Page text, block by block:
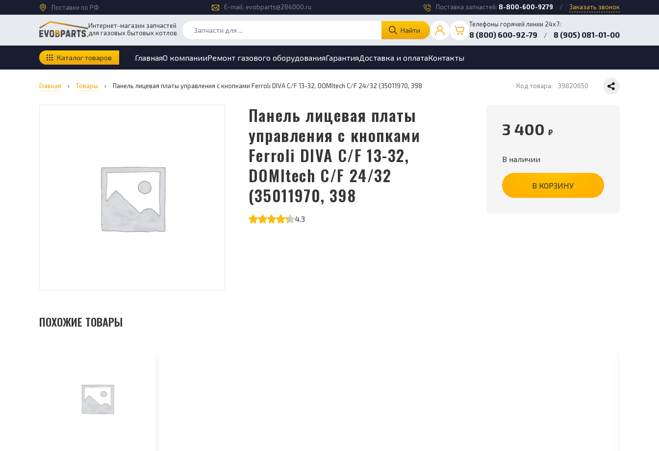
Поставки по РФ E-mail: evobparts@284000.ru Поставка запчастей: 8-800-600-9279 / Заказать звонок
Интернет-магазин запчастей
для газовых бытовых котлов
Найти
Телефоны горячей линии 24х7:
8 (800) 600-92-79 / 8 (905) 081-01-00
Каталог товаров ГлавнаяО компанииРемонт газового оборудованияГарантияДоставка и оплатаКонтакты
Главная › Товары › Панель лицевая платы управления с кнопками Ferroli DIVA C/F 13-32, DOMItech C/F 24/32 (35011970, 398 Код товара: 39820650
Панель лицевая платы
управления с кнопками
Ferroli DIVA C/F 13-32,
DOMItech C/F 24/32
(35011970, 398
4.3
3 400 ₽
В наличии
В КОРЗИНУ
ПОХОЖИЕ ТОВАРЫ